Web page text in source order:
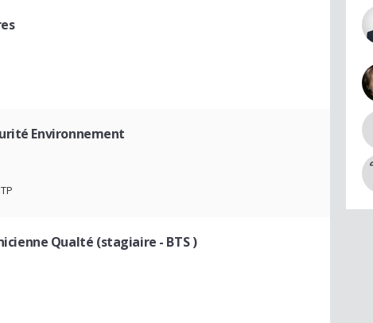
Environnement
Qualté (stagiaire - BTS )